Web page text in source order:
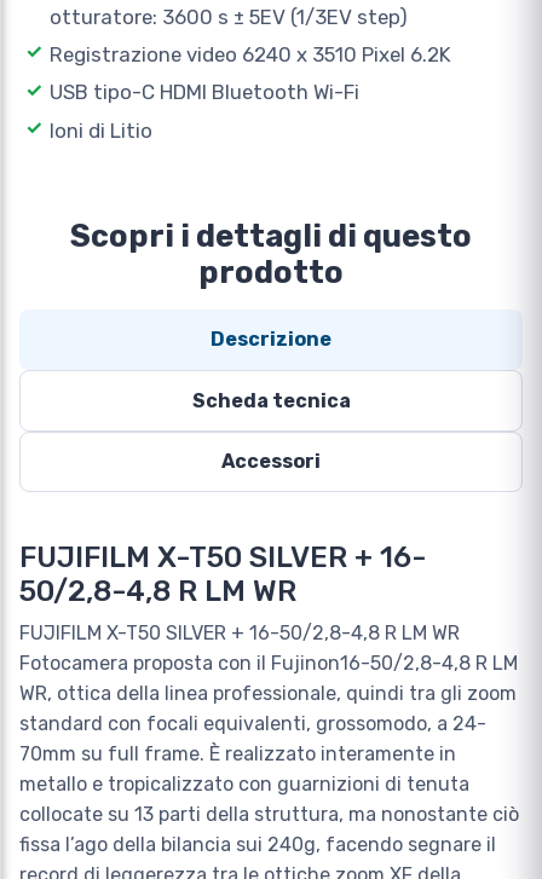
otturatore: 3600 s ± 5EV (1/3EV step)
Registrazione video 6240 x 3510 Pixel 6.2K
USB tipo-C HDMI Bluetooth Wi-Fi
Ioni di Litio
Scopri i dettagli di questo
prodotto
Descrizione
Scheda tecnica
Accessori
FUJIFILM X-T50 SILVER + 16-
50/2,8-4,8 R LM WR
FUJIFILM X-T50 SILVER + 16-50/2,8-4,8 R LM WR
Fotocamera proposta con il Fujinon16-50/2,8-4,8 R LM
WR, ottica della linea professionale, quindi tra gli zoom
standard con focali equivalenti, grossomodo, a 24-
70mm su full frame. È realizzato interamente in
metallo e tropicalizzato con guarnizioni di tenuta
collocate su 13 parti della struttura, ma nonostante ciò
fissa l’ago della bilancia sui 240g, facendo segnare il